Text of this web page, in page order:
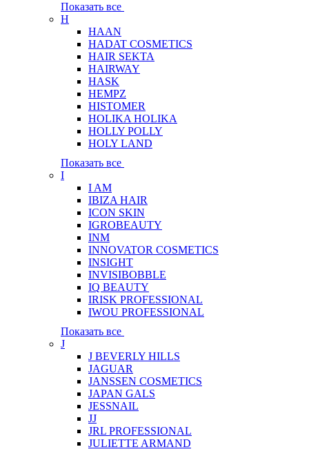
Показать все
H
HAAN
HADAT COSMETICS
HAIR SEKTA
HAIRWAY
HASK
HEMPZ
HISTOMER
HOLIKA HOLIKA
HOLLY POLLY
HOLY LAND
Показать все
I
I AM
IBIZA HAIR
ICON SKIN
IGROBEAUTY
INM
INNOVATOR COSMETICS
INSIGHT
INVISIBOBBLE
IQ BEAUTY
IRISK PROFESSIONAL
IWOU PROFESSIONAL
Показать все
J
J BEVERLY HILLS
JAGUAR
JANSSEN COSMETICS
JAPAN GALS
JESSNAIL
JJ
JRL PROFESSIONAL
JULIETTE ARMAND